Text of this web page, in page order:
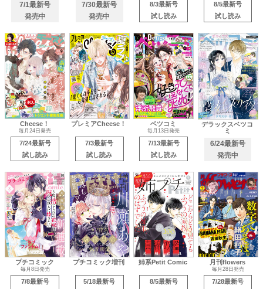
7/1最新号
発売中
7/30最新号
発売中
8/3最新号
試し読み
8/5最新号
試し読み
Cheese！
毎月24日発売
7/24最新号
試し読み
プレミアCheese！
7/3最新号
試し読み
ベツコミ
毎月13日発売
7/13最新号
試し読み
デラックスベツコ
ミ
6/24最新号
発売中
プチコミック
毎月8日発売
7/8最新号
プチコミック増刊
5/18最新号
姉系Petit Comic
8/5最新号
月刊flowers
毎月28日発売
7/28最新号